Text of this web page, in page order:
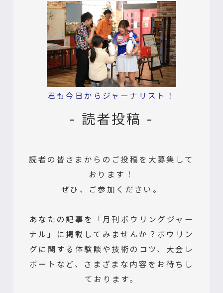
君も今日からジャーナリスト！
- 読者投稿 -
読者の皆さまからのご投稿を大募集して
おります！
ぜひ、ご参加ください。
あなたの記事を「月刊ボウリングジャー
ナル」に掲載してみませんか？ボウリン
グに関する体験談や技術のコツ、大会レ
ポートなど、さまざまな内容をお待ちし
ております。